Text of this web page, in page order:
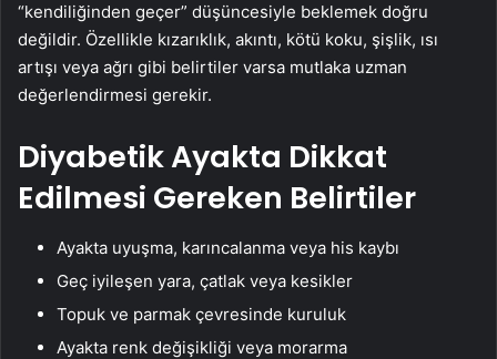
“kendiliğinden geçer” düşüncesiyle beklemek doğru
değildir. Özellikle kızarıklık, akıntı, kötü koku, şişlik, ısı
artışı veya ağrı gibi belirtiler varsa mutlaka uzman
değerlendirmesi gerekir.
Diyabetik Ayakta Dikkat
Edilmesi Gereken Belirtiler
Ayakta uyuşma, karıncalanma veya his kaybı
Geç iyileşen yara, çatlak veya kesikler
Topuk ve parmak çevresinde kuruluk
Ayakta renk değişikliği veya morarma